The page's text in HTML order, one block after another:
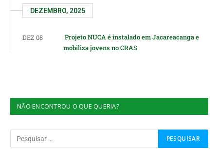
DEZEMBRO, 2025
DEZ 08
Projeto NUCA é instalado em Jacareacanga e
mobiliza jovens no CRAS
NÃO ENCONTROU O QUE QUERIA?